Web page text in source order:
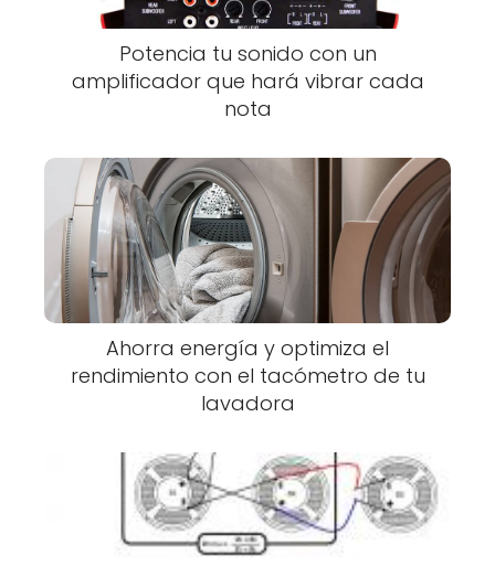
Potencia tu sonido con un
amplificador que hará vibrar cada
nota
Ahorra energía y optimiza el
rendimiento con el tacómetro de tu
lavadora